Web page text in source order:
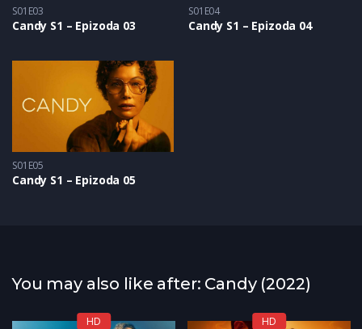
S01E03
Candy S1 – Epizoda 03
S01E04
Candy S1 – Epizoda 04
S01E05
Candy S1 – Epizoda 05
You may also like after: Candy (2022)
HD HD